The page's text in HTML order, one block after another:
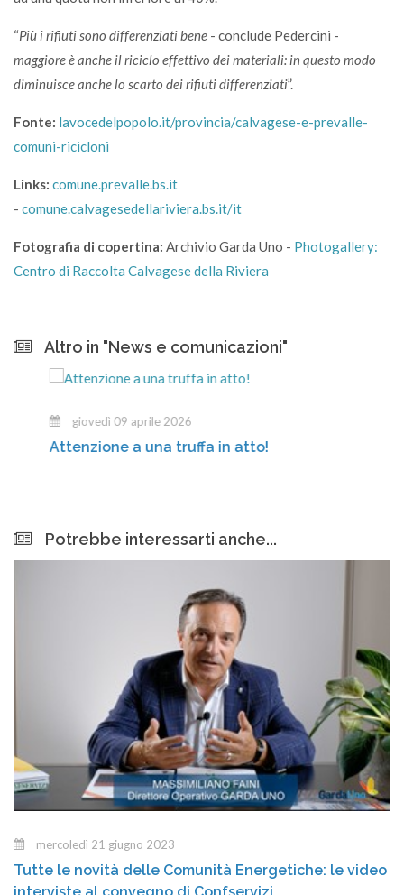
“Più i rifiuti sono differenziati bene - conclude Pedercini -
maggiore è anche il riciclo effettivo dei materiali: in questo modo
diminuisce anche lo scarto dei rifiuti differenziati”.
Fonte: lavocedelpopolo.it/provincia/calvagese-e-prevalle-
comuni-ricicloni
Links: comune.prevalle.bs.it
- comune.calvagesedellariviera.bs.it/it
Fotografia di copertina: Archivio Garda Uno - Photogallery:
Centro di Raccolta Calvagese della Riviera
Altro in "News e comunicazioni"
giovedì 09 aprile 2026
Attenzione a una truffa in atto!
Potrebbe interessarti anche...
mercoledì 21 giugno 2023
Tutte le novità delle Comunità Energetiche: le video